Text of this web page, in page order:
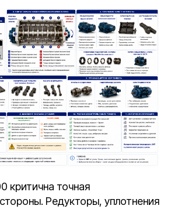
критична точная
Редукторы, уплотнения